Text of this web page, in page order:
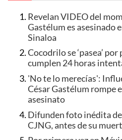
Revelan VIDEO del
Gastélum es asesinado
Sinaloa
Cocodrilo se ‘pasea’
cumplen 24 horas
'No te lo merecías':
César Gastélum rompe
asesinato
Difunden foto inédita
CJNG, antes de su